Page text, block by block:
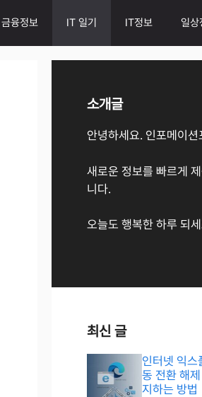
금융정보 IT 일기 IT정보 일상
소개글
안녕하세요. 인포메이션
새로운 정보를 빠르게
니다.
오늘도 행복한 하루 되
최신 글
인터넷 익스
동 전환 해
지하는 방법